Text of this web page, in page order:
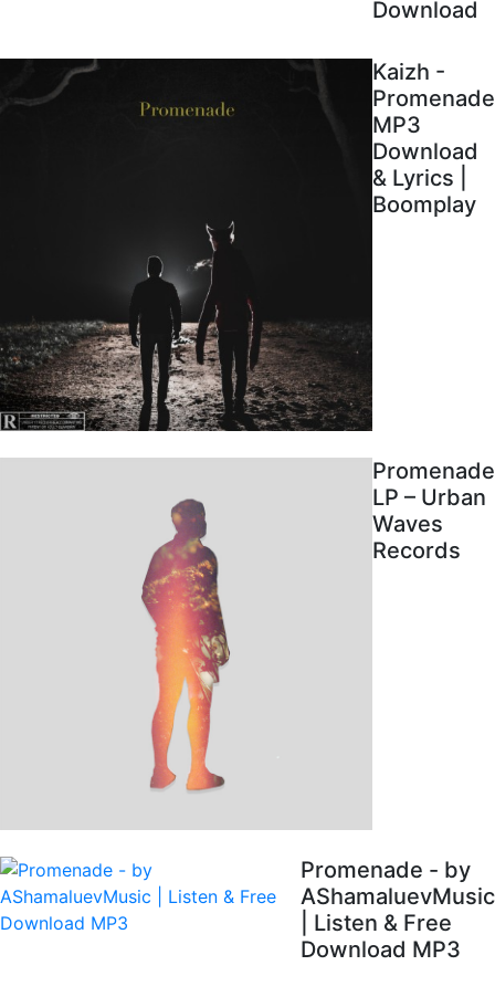
Download
Kaizh -
Promenade
MP3
Download
& Lyrics |
Boomplay
Promenade
LP – Urban
Waves
Records
Promenade - by
AShamaluevMusic
| Listen & Free
Download MP3